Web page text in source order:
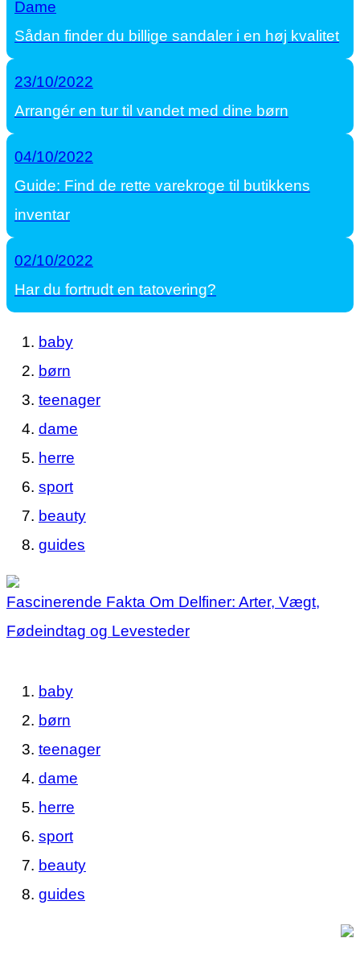
Dame
Sådan finder du billige sandaler i en høj kvalitet
23/10/2022
Arrangér en tur til vandet med dine børn
04/10/2022
Guide: Find de rette varekroge til butikkens
inventar
02/10/2022
Har du fortrudt en tatovering?
baby
børn
teenager
dame
herre
sport
beauty
guides
Fascinerende Fakta Om Delfiner: Arter, Vægt,
Fødeindtag og Levesteder
baby
børn
teenager
dame
herre
sport
beauty
guides